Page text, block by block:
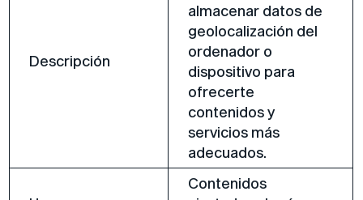
Descripción
almacenar datos de
geolocalización del
ordenador o
dispositivo para
ofrecerte
contenidos y
servicios más
adecuados.
Contenidos